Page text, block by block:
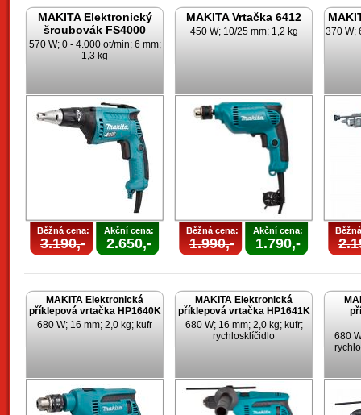
MAKITA Elektronický
šroubovák FS4000
570 W; 0 - 4.000 ot/min; 6 mm;
1,3 kg
Běžná cena:
3.190,-
Akční cena:
2.650,-
MAKITA Vrtačka 6412
450 W; 10/25 mm; 1,2 kg
Běžná cena:
1.990,-
Akční cena:
1.790,-
370 W;
MAKITA Elektronická
příklepová vrtačka HP1640K
680 W; 16 mm; 2,0 kg; kufr
MAKITA Elektronická
příklepová vrtačka HP1641K
680 W; 16 mm; 2,0 kg; kufr;
rychlosklíčidlo
680